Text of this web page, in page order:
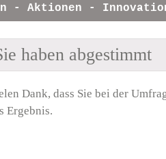
Aktionen -
haben abgestimmt
Dank, dass Sie bei der
Ergebnis.